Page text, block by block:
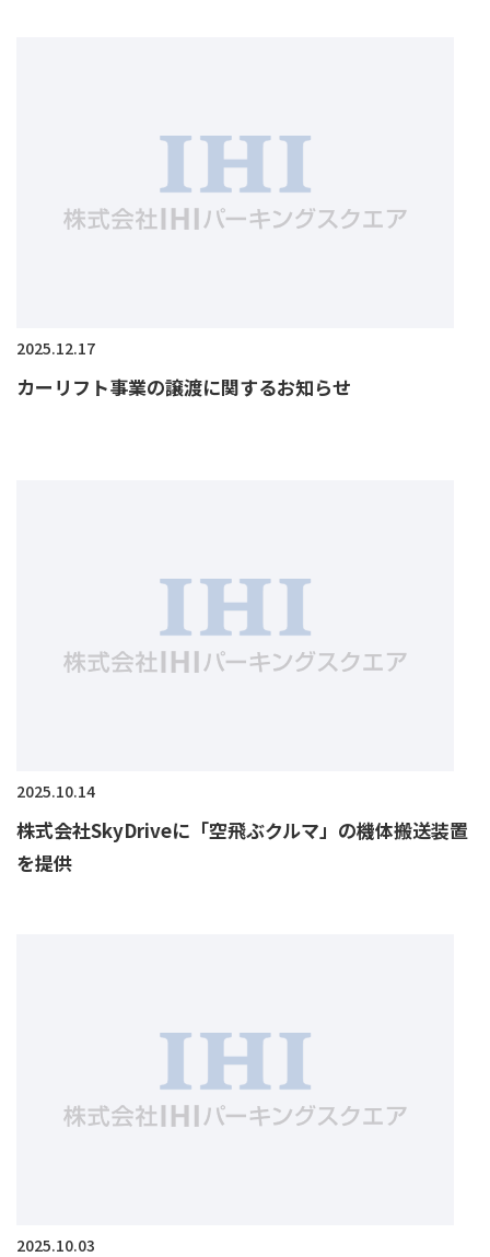
2025.12.17
カーリフト事業の譲渡に関するお知らせ
2025.10.14
株式会社SkyDriveに「空飛ぶクルマ」の機体搬送装置
を提供
2025.10.03